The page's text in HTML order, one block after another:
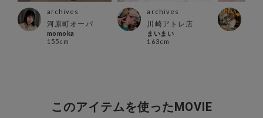
archives
河原町オーパ
momoka
155cm
archives
川崎アトレ店
まいまい
163cm
このアイテムを使ったMOVIE